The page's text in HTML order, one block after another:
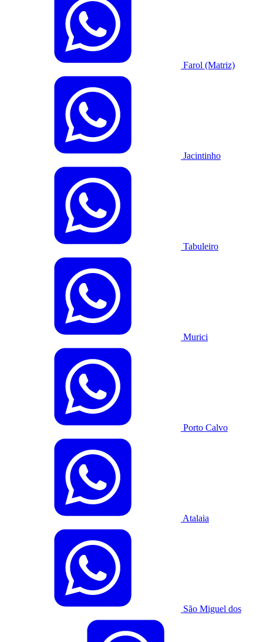
Farol (Matriz)
Jacintinho
Tabuleiro
Murici
Porto Calvo
Atalaia
São Miguel dos